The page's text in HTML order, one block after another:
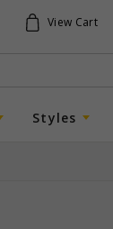
View Cart
Styles